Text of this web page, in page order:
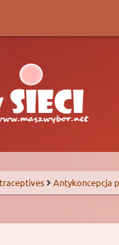
Antykoncepcja